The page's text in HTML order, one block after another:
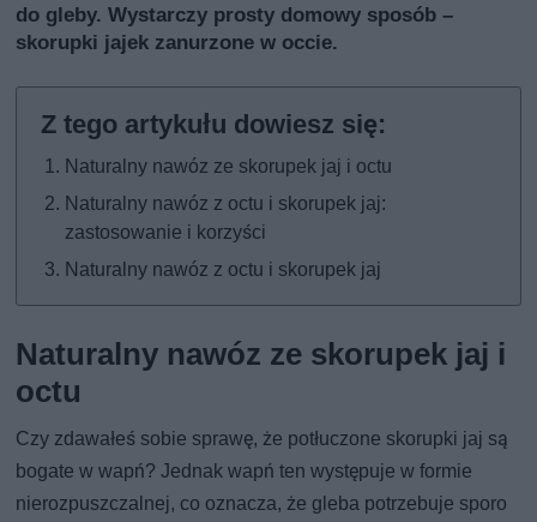
do gleby. Wystarczy prosty domowy sposób –
skorupki jajek zanurzone w occie.
Naturalny nawóz ze skorupek jaj i octu
Naturalny nawóz z octu i skorupek jaj:
zastosowanie i korzyści
Naturalny nawóz z octu i skorupek jaj
Naturalny nawóz ze skorupek jaj i
octu
Czy zdawałeś sobie sprawę, że potłuczone skorupki jaj są
bogate w wapń? Jednak wapń ten występuje w formie
nierozpuszczalnej, co oznacza, że gleba potrzebuje sporo